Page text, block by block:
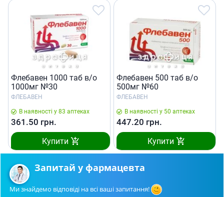
Флебавен 1000 таб в/о
1000мг №30
ФЛЕБАВЕН
В наявності у 83 аптеках
361.50 грн.
Купити
Флебавен 500 таб в/о
500мг №60
ФЛЕБАВЕН
В наявності у 50 аптеках
447.20 грн.
Купити
Запитай у фармацевта
Ми знайдемо відповіді на всі ваші запитання!